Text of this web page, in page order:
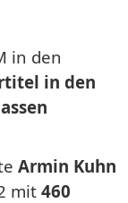
in den
in den
Armin Kuhn
mit 460